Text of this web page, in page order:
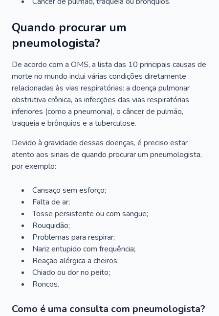
Quando procurar um
pneumologista?
De acordo com a OMS, a lista das 10 principais causas de
morte no mundo inclui várias condições diretamente
relacionadas às vias respiratórias: a doença pulmonar
obstrutiva crônica, as infecções das vias respiratórias
inferiores (como a pneumonia), o câncer de pulmão,
traqueia e brônquios e a tuberculose.
Devido à gravidade dessas doenças, é preciso estar
atento aos sinais de quando procurar um pneumologista,
por exemplo:
Cansaço sem esforço;
Falta de ar;
Tosse persistente ou com sangue;
Rouquidão;
Problemas para respirar;
Nariz entupido com frequência;
Reação alérgica a cheiros;
Chiado ou dor no peito;
Roncos.
Como é uma consulta com pneumologista?